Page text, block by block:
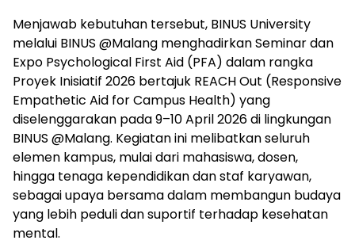
Menjawab kebutuhan tersebut, BINUS University
melalui BINUS @Malang menghadirkan Seminar dan
Expo Psychological First Aid (PFA) dalam rangka
Proyek Inisiatif 2026 bertajuk REACH Out (Responsive
Empathetic Aid for Campus Health) yang
diselenggarakan pada 9–10 April 2026 di lingkungan
BINUS @Malang. Kegiatan ini melibatkan seluruh
elemen kampus, mulai dari mahasiswa, dosen,
hingga tenaga kependidikan dan staf karyawan,
sebagai upaya bersama dalam membangun budaya
yang lebih peduli dan suportif terhadap kesehatan
mental.